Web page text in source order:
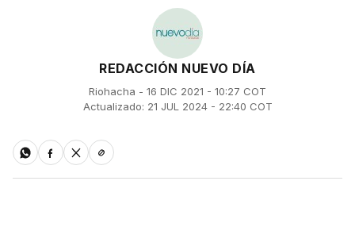
REDACCIÓN NUEVO DÍA
Riohacha - 16 DIC 2021 - 10:27 COT
Actualizado: 21 JUL 2024 - 22:40 COT